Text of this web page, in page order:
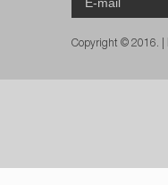
Copyright © 2016. |